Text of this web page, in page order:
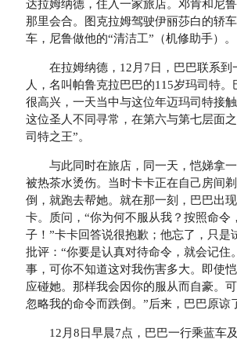
达拉姆纳德，住入一家旅店。邓肯和尼
那里会合。图克拉姆驾驶伊丽莎白的轿
车，尼鲁做他的“清洁工”（机修助手）。
在拉姆纳德，12月7日，巴巴联系到
人，名叫帕鲁克拉巴巴的115岁玛司特。
很高兴，一天当中与这位年迈玛司特接
这位圣人不同寻常，在第六与第七层面
司特之王”。
与此同时在旅店，同一天，恺娣拿
被热茶水烫伤。当时卡卡正在自己房间
倒，就跑去帮她。就在那一刻，巴巴出
卡。质问，“你为何不服从我？按照命令
子！”卡卡回答说很抱歉；他忘了，只是
批评：“你要是认真对待命令，就会记住
事，可你不知道这对我伤害多大。即使
应碰她。那样我会因你的服从而自豪。
忽略我的命令而跌倒。”后来，巴巴原谅
12月8日早晨7点，巴巴一行乘蓝车